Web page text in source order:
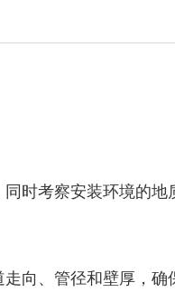
时考察安装环境的
向、管径和壁厚，